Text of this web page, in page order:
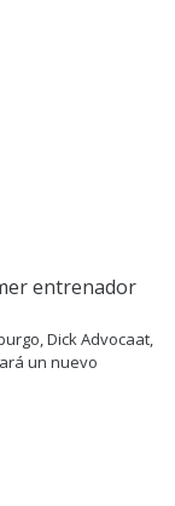
entrenador
Dick Advocaat,
un nuevo